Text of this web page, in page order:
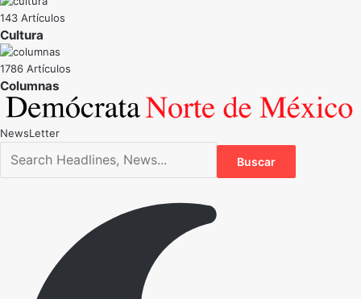
143 Artículos
Cultura
1786 Artículos
NewsLetter